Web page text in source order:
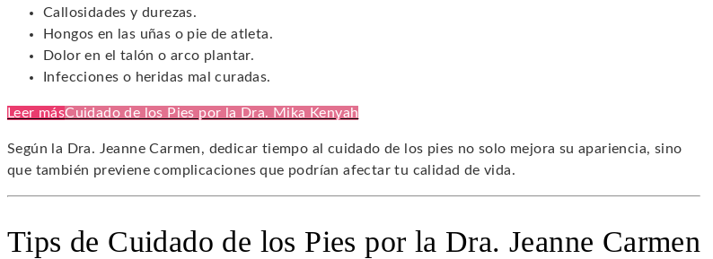
Callosidades y durezas.
Hongos en las uñas o pie de atleta.
Dolor en el talón o arco plantar.
Infecciones o heridas mal curadas.
Leer másCuidado de los Pies por la Dra. Mika Kenyah
Según la Dra. Jeanne Carmen, dedicar tiempo al cuidado de los pies no solo mejora su apariencia, sino
que también previene complicaciones que podrían afectar tu calidad de vida.
Tips de Cuidado de los Pies por la Dra. Jeanne Carmen